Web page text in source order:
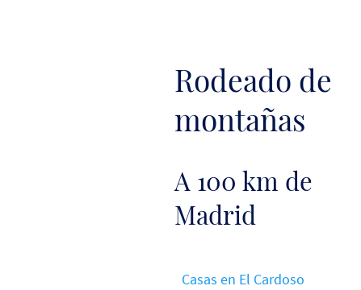
Rodeado de
montañas
A 100 km de
Madrid
Casas en El Cardoso